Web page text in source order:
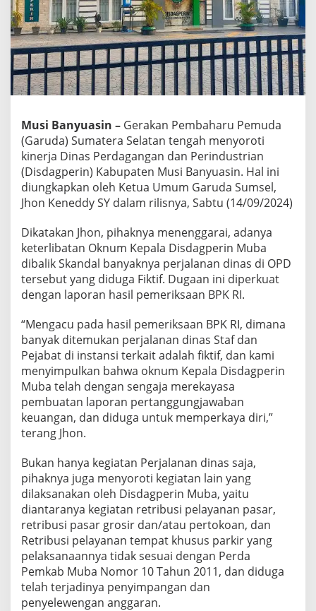
i
s
d
a
g
p
e
r
n
M
u
b
a
D
i
c
p
o
t
d
a
n
p
r
i
k
s
a
Musi Banyuasin – Gerakan Pembaharu Pemuda
(Garuda) Sumatera Selatan tengah menyoroti
kinerja Dinas Perdagangan dan Perindustrian
(Disdagperin) Kabupaten Musi Banyuasin. Hal ini
diungkapkan oleh Ketua Umum Garuda Sumsel,
Jhon Keneddy SY dalam rilisnya, Sabtu (14/09/2024)
Dikatakan Jhon, pihaknya menenggarai, adanya
keterlibatan Oknum Kepala Disdagperin Muba
dibalik Skandal banyaknya perjalanan dinas di OPD
tersebut yang diduga Fiktif. Dugaan ini diperkuat
dengan laporan hasil pemeriksaan BPK RI.
“Mengacu pada hasil pemeriksaan BPK RI, dimana
banyak ditemukan perjalanan dinas Staf dan
Pejabat di instansi terkait adalah fiktif, dan kami
menyimpulkan bahwa oknum Kepala Disdagperin
Muba telah dengan sengaja merekayasa
pembuatan laporan pertanggungjawaban
keuangan, dan diduga untuk memperkaya diri,”
terang Jhon.
Bukan hanya kegiatan Perjalanan dinas saja,
pihaknya juga menyoroti kegiatan lain yang
dilaksanakan oleh Disdagperin Muba, yaitu
diantaranya kegiatan retribusi pelayanan pasar,
retribusi pasar grosir dan/atau pertokoan, dan
Retribusi pelayanan tempat khusus parkir yang
pelaksanaannya tidak sesuai dengan Perda
Pemkab Muba Nomor 10 Tahun 2011, dan diduga
telah terjadinya penyimpangan dan
penyelewengan anggaran.